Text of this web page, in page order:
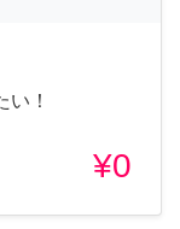
！
¥0